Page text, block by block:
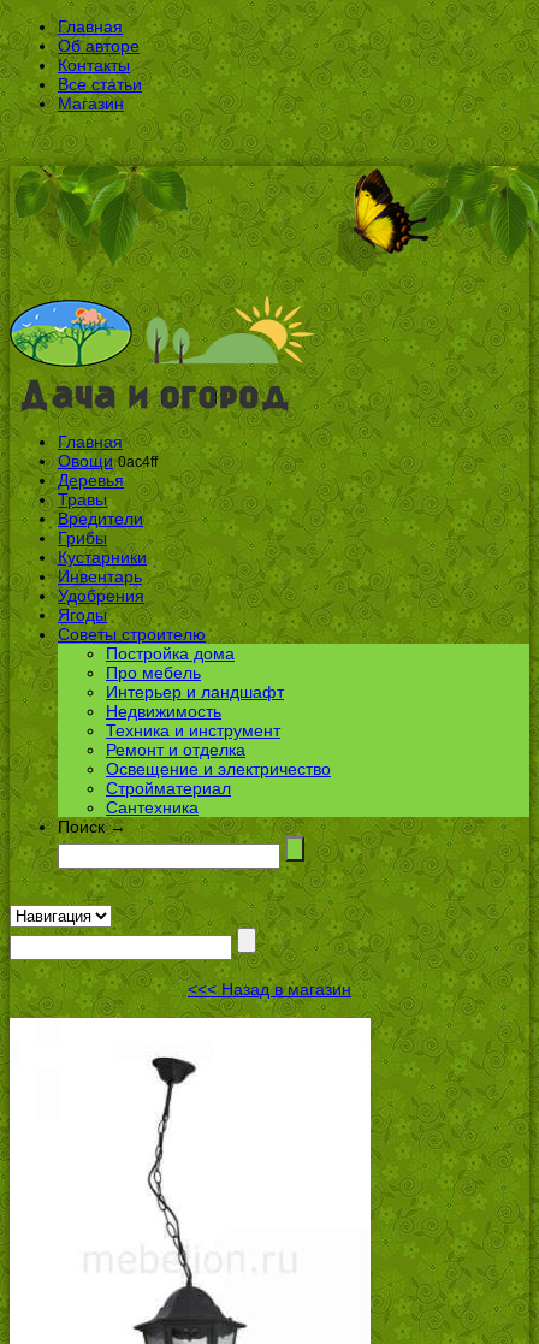
Главная
Об авторе
Контакты
Все статьи
Магазин
Главная
Овощи 0ac4ff
Деревья
Травы
Вредители
Грибы
Кустарники
Инвентарь
Удобрения
Ягоды
Советы строителю
Постройка дома
Про мебель
Интерьер и ландшафт
Недвижимость
Техника и инструмент
Ремонт и отделка
Освещение и электричество
Стройматериал
Сантехника
Поиск →
<<< Назад в магазин